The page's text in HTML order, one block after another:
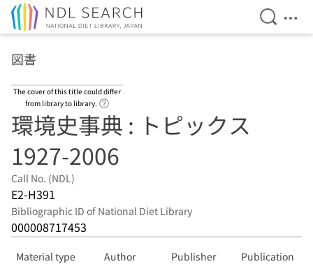
Open
図書
The cover of this title could differ
from library to library.
環境史事典 : トピックス
1927-2006
Call No. (NDL)
E2-H391
Bibliographic ID of National Diet Library
000008717453
Material type Author Publisher
Publication